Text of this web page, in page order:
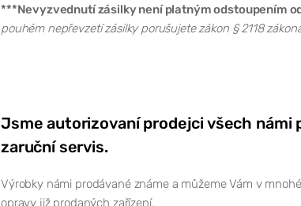
***Nevyzvednutí zásilky není platným odstoupením
pouhém nepřevzetí zásilky porušujete zákon § 2118
Jsme autorizovaní prodejci všech námi
zaruční servis.
Výrobky námi prodávané známe a můžeme Vám v
opravy již prodaných zařízení.